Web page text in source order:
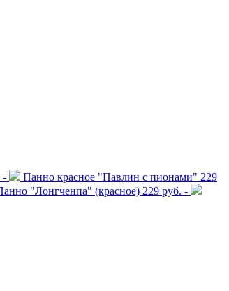
- Панно красное "Павлин с пионами" 229
"Лонгченпа" (красное) 229 руб. -